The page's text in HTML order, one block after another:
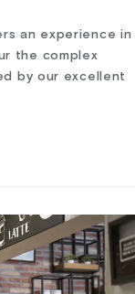
an experience in
the complex
by our excellent